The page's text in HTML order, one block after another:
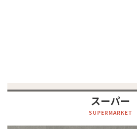
スーパー
SUPERMARKET